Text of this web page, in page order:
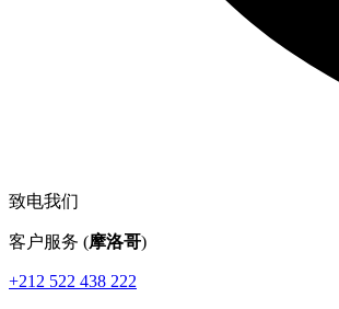
致电我们
客户服务 (摩洛哥)
+212 522 438 222